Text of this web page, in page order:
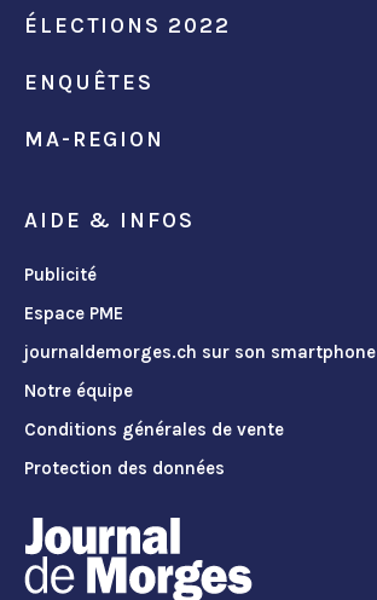
ÉLECTIONS 2022
ENQUÊTES
MA-REGION
AIDE & INFOS
Publicité
Espace PME
journaldemorges.ch sur son smartphone
Notre équipe
Conditions générales de vente
Protection des données